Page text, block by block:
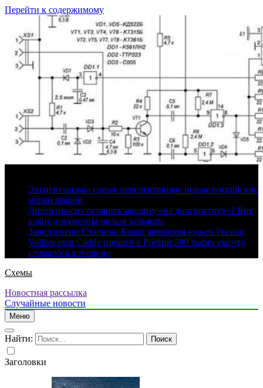
Перейти к содержимому
Эксперт назвал самые перспективные новые российские
марки машин
Дилер просит оставить машину «на диагностику»? Вот
какие документы нельзя забывать
Завод имени Сталина. Какой автопром нужен России
Volkswagen Caddy прошел в России 280 тысяч км: что
сломалось в машине
Схемы
Новостная рассылка
Случайные новости
Меню
Найти:
Заголовки